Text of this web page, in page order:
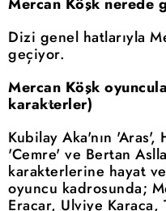
Dizi genel hatlarıyla
geçiyor.
Mercan Köşk
karakterler)
Kubilay Aka'nın 'Aras',
'Cemre' ve Bertan
karakterlerine hayat
oyuncu kadrosunda;
Eracar, Ulviye